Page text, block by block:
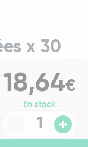
x 30
18,64€
En stock